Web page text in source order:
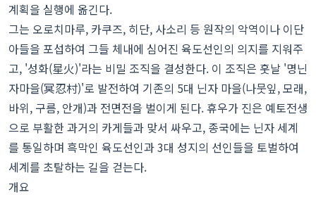
계획을 실행에 옮긴다.
그는 오로치마루, 카쿠즈, 히단, 사소리 등 원작의 악역이나 이단
아들을 포섭하여 그들 체내에 심어진 육도선인의 의지를 지워주
고, '성화(星火)'라는 비밀 조직을 결성한다. 이 조직은 훗날 '명닌
자마을(冥忍村)'로 발전하여 기존의 5대 닌자 마을(나뭇잎, 모래,
바위, 구름, 안개)과 전면전을 벌이게 된다. 휴우가 진은 예토전생
으로 부활한 과거의 카게들과 맞서 싸우고, 종국에는 닌자 세계
를 통일하며 흑막인 육도선인과 3대 성지의 선인들을 토벌하여
세계를 초탈하는 길을 걷는다.
개요